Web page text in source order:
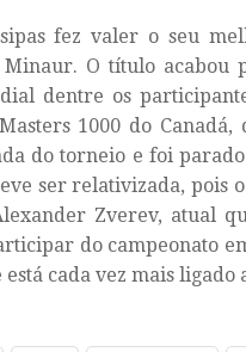
fez valer o seu
O título acabou
dentre os
1000 do
do torneio e foi
ser relativizada, pois
Zverev, atual
do campeonato
cada vez mais ligado